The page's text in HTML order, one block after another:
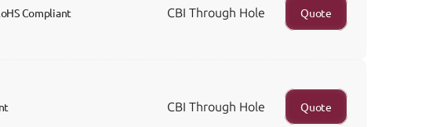
Compliant CBI Through Hole Quote
CBI Through Hole Quote